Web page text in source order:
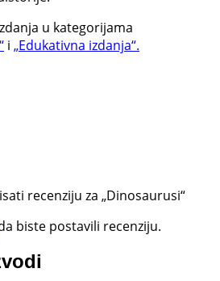
u kategorijama
i „Edukativna izdanja“.
recenziju za „Dinosaurusi“
biste postavili recenziju.